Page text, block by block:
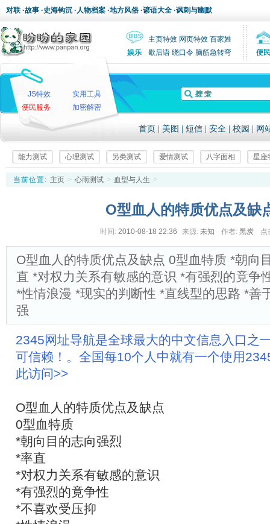
对联 ·故事 ·史海钩沉 ·人物档案 ·地方风俗 ·谚语大全 ·讽刺与幽默
主页特效 网页特效 百家姓
娱乐
歇后语 绕口令 脑筋急转弯 便民
JS特效
实用工具
便民服务
加密解密
首页 美图 短信 安全 校园 网
能力测试 心理测试 另类测试 爱情测试 八字面相 星座
当前位置: 主页 > 心雨测试 > 血型与人生 >
O型血人的特质优点及缺
时间: 2010-08-18 22:36 来源: 未知 作者: 黑炭 点
O型血人的特质优点及缺点 0型血特质 *朝向
直 *对权力关系有敏感的意识 *有强烈的竟争
*性情浪漫 *现实的判断性 *直线型的思路 *善
强
2345网址导航是全球最大的中文信息入口之
可信赖！。全国每10个人中就有一个使用
此访问>>
O型血人的特质优点及缺点
0型血特质
*朝向目的志向强烈
*率直
*对权力关系有敏感的意识
*有强烈的竟争性
*不喜欢受压抑